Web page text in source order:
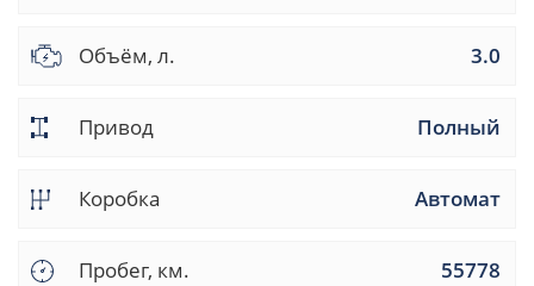
Объём, л. 3.0
Привод Полный
Коробка Автомат
Пробег, км. 55778